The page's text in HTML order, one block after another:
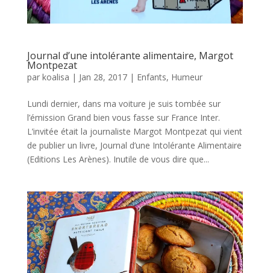
Journal d’une intolérante alimentaire, Margot
Montpezat
par koalisa | Jan 28, 2017| Enfants, Humeur
Lundi dernier, dans ma voiture je suis tombée sur
l’émission Grand bien vous fasse sur France Inter.
L’invitée était la journaliste Margot Montpezat qui vient
de publier un livre, Journal d’une Intolérante Alimentaire
(Editions Les Arènes). Inutile de vous dire que...